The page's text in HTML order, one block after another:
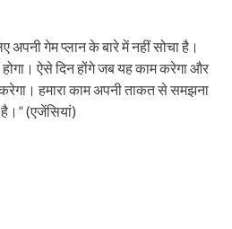
अपनी गेम प्लान के बारे में नहीं सोचा है।
ऐसे दिन होंगे जब यह काम करेगा और
हमारा काम अपनी ताकत से समझना
(एजेंसियां)